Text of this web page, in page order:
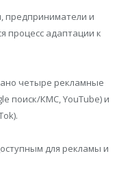
предприниматели и
процесс адаптации к
четыре рекламные
поиск/КМС, YouTube) и
для рекламы и